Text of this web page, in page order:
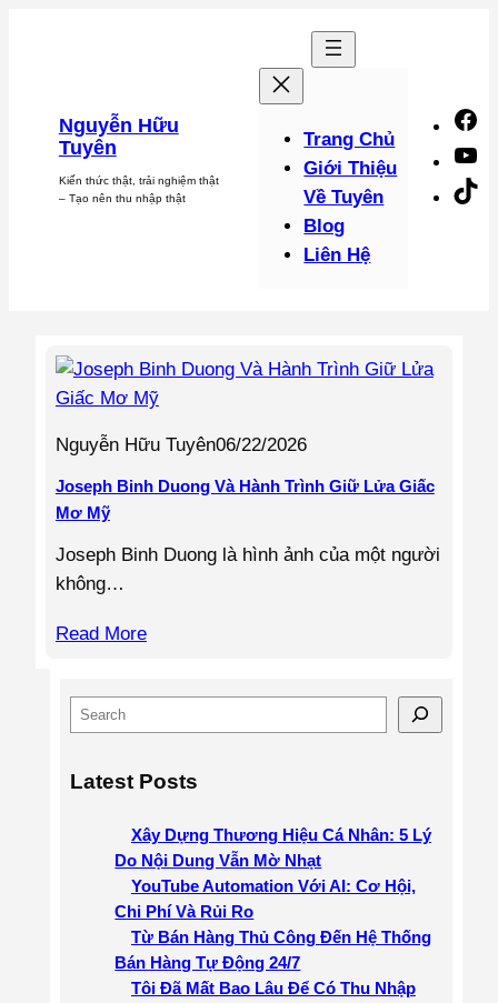
Nguyễn Hữu
Tuyên
Kiến thức thật, trải nghiệm thật
– Tạo nên thu nhập thật
Trang Chủ
Giới Thiệu
Về Tuyên
Blog
Liên Hệ
Nguyễn Hữu Tuyên06/22/2026
Joseph Binh Duong Và Hành Trình Giữ Lửa Giấc
Mơ Mỹ
Joseph Binh Duong là hình ảnh của một người
không…
Read More
S
e
r
Latest Posts
Xây Dựng Thương Hiệu Cá Nhân: 5 Lý
Do Nội Dung Vẫn Mờ Nhạt
YouTube Automation Với AI: Cơ Hội,
Chi Phí Và Rủi Ro
Từ Bán Hàng Thủ Công Đến Hệ Thống
Bán Hàng Tự Động 24/7
Tôi Đã Mất Bao Lâu Để Có Thu Nhập